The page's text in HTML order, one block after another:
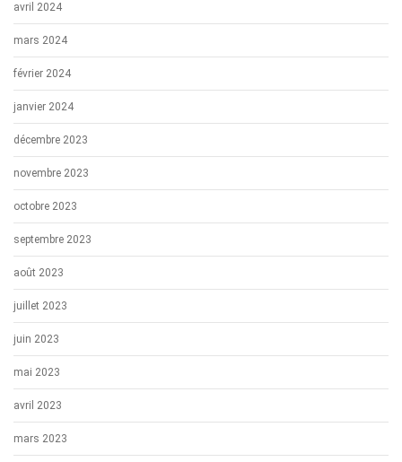
avril 2024
mars 2024
février 2024
janvier 2024
décembre 2023
novembre 2023
octobre 2023
septembre 2023
août 2023
juillet 2023
juin 2023
mai 2023
avril 2023
mars 2023